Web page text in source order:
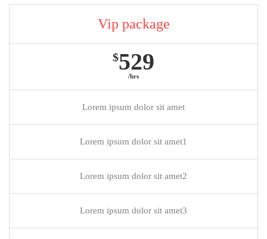
Vip package
$529
/hrs
Lorem ipsum dolor sit amet
Lorem ipsum dolor sit amet1
Lorem ipsum dolor sit amet2
Lorem ipsum dolor sit amet3